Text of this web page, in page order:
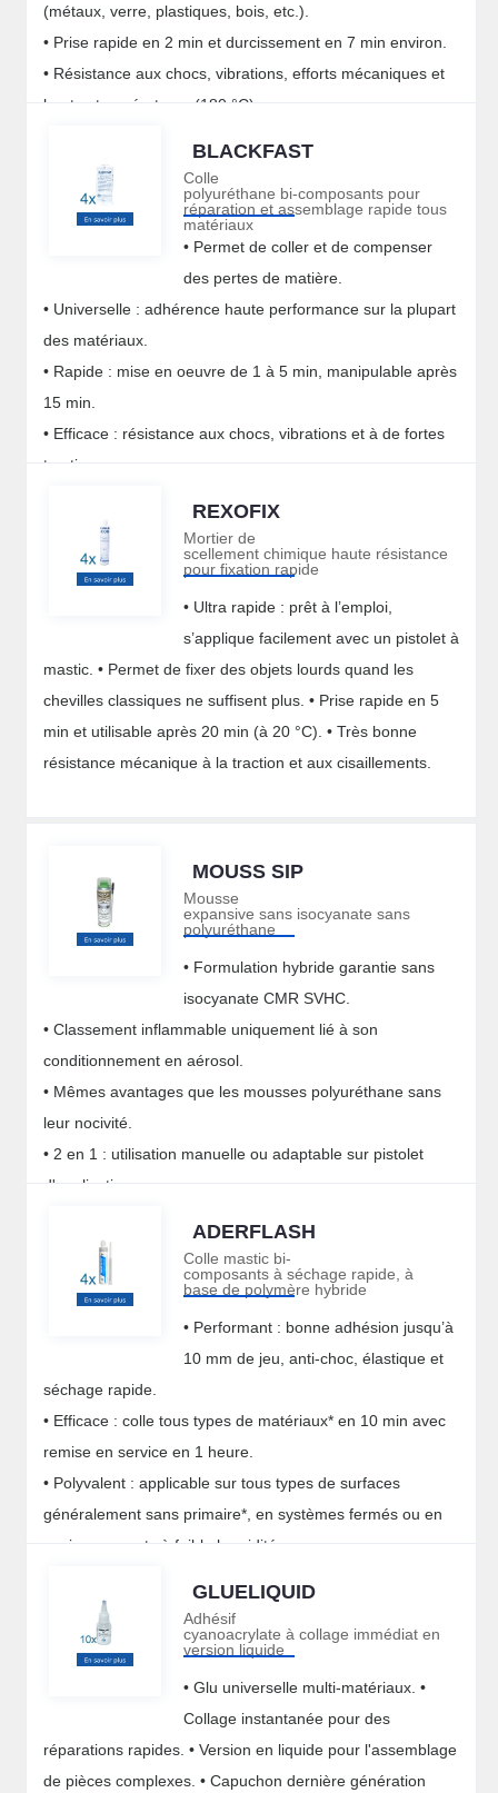
(métaux, verre, plastiques, bois, etc.).
• Prise rapide en 2 min et durcissement en 7 min environ.
• Résistance aux chocs, vibrations, efforts mécaniques et
hautes températures (180 °C).
BLACKFAST
Colle
polyuréthane bi-composants pour
réparation et assemblage rapide tous
matériaux
• Permet de coller et de compenser
des pertes de matière.
• Universelle : adhérence haute performance sur la plupart
des matériaux.
• Rapide : mise en oeuvre de 1 à 5 min, manipulable après
15 min.
• Efficace : résistance aux chocs, vibrations et à de fortes
tractions.
REXOFIX
Mortier de
scellement chimique haute résistance
pour fixation rapide
• Ultra rapide : prêt à l’emploi,
s’applique facilement avec un pistolet à
mastic. • Permet de fixer des objets lourds quand les
chevilles classiques ne suffisent plus. • Prise rapide en 5
min et utilisable après 20 min (à 20 °C). • Très bonne
résistance mécanique à la traction et aux cisaillements.
MOUSS SIP
Mousse
expansive sans isocyanate sans
polyuréthane
• Formulation hybride garantie sans
isocyanate CMR SVHC.
• Classement inflammable uniquement lié à son
conditionnement en aérosol.
• Mêmes avantages que les mousses polyuréthane sans
leur nocivité.
• 2 en 1 : utilisation manuelle ou adaptable sur pistolet
d'application.
ADERFLASH
Colle mastic bi-
composants à séchage rapide, à
base de polymère hybride
• Performant : bonne adhésion jusqu’à
10 mm de jeu, anti-choc, élastique et
séchage rapide.
• Efficace : colle tous types de matériaux* en 10 min avec
remise en service en 1 heure.
• Polyvalent : applicable sur tous types de surfaces
généralement sans primaire*, en systèmes fermés ou en
environnements à faible humidité.
quelles que soient les conditions climatiques.
GLUELIQUID
Adhésif
cyanoacrylate à collage immédiat en
version liquide
• Glu universelle multi-matériaux. •
Collage instantanée pour des
réparations rapides. • Version en liquide pour l'assemblage
de pièces complexes. • Capuchon dernière génération